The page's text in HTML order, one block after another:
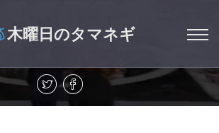
木曜日のタマネギ